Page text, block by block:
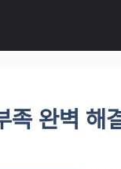
족 완벽 해